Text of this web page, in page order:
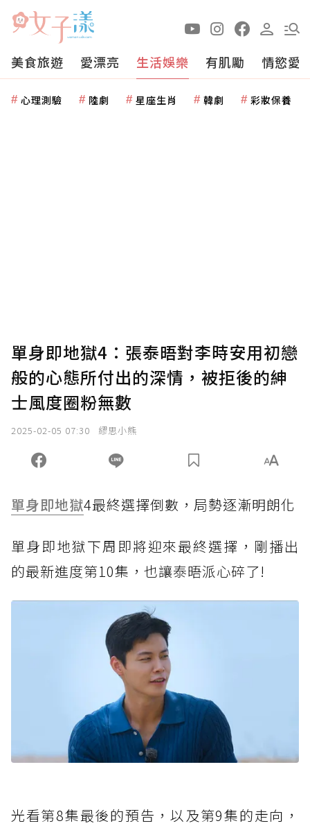
美食旅遊 愛漂亮 生活娛樂 有肌勵 情慾愛
心理測驗 陸劇 星座生肖 韓劇 彩妝保養
單身即地獄4：張泰晤對李時安用初戀
般的心態所付出的深情，被拒後的紳
士風度圈粉無數
2025-02-05 07:30 繆思小熊
單身即地獄4最終選擇倒數，局勢逐漸明朗化
單身即地獄下周即將迎來最終選擇，剛播出
的最新進度第10集，也讓泰晤派心碎了!
光看第8集最後的預告，以及第9集的走向，